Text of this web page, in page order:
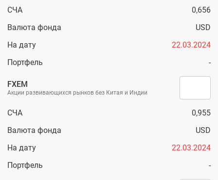
СЧА
0,656
Валюта фонда
USD
На дату
22.03.2024
Портфель
-
FXEM
Акции развивающихся рынков без Китая и Индии
СЧА
0,955
Валюта фонда
USD
На дату
22.03.2024
Портфель
-